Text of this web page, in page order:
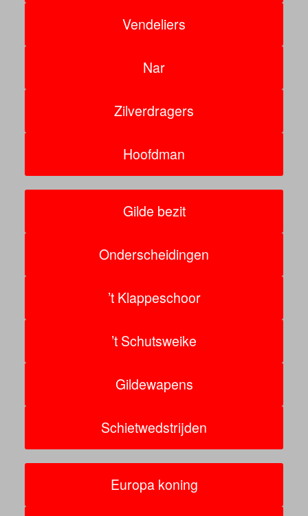
Vendeliers
Nar
Zilverdragers
Hoofdman
Gilde bezit
Onderscheidingen
’t Klappeschoor
’t Schutsweike
Gildewapens
Schietwedstrijden
Europa koning